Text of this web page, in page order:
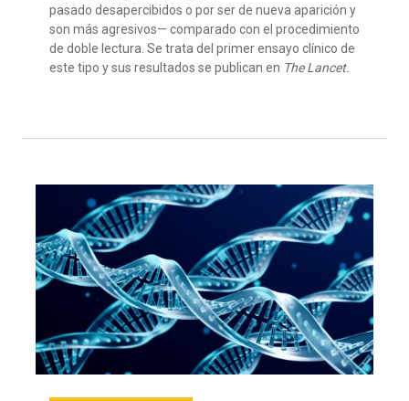
pasado desapercibidos o por ser de nueva aparición y
son más agresivos— comparado con el procedimiento
de doble lectura. Se trata del primer ensayo clínico de
este tipo y sus resultados se publican en The Lancet.